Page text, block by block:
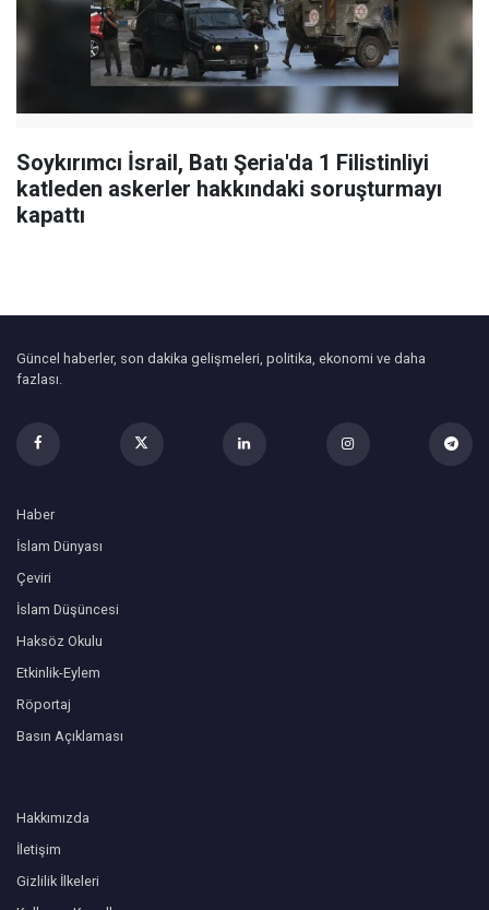
Soykırımcı İsrail, Batı Şeria'da 1 Filistinliyi
katleden askerler hakkındaki soruşturmayı
kapattı
Güncel haberler, son dakika gelişmeleri, politika, ekonomi ve daha
fazlası.
Haber
İslam Dünyası
Çeviri
İslam Düşüncesi
Haksöz Okulu
Etkinlik-Eylem
Röportaj
Basın Açıklaması
Hakkımızda
İletişim
Gizlilik İlkeleri